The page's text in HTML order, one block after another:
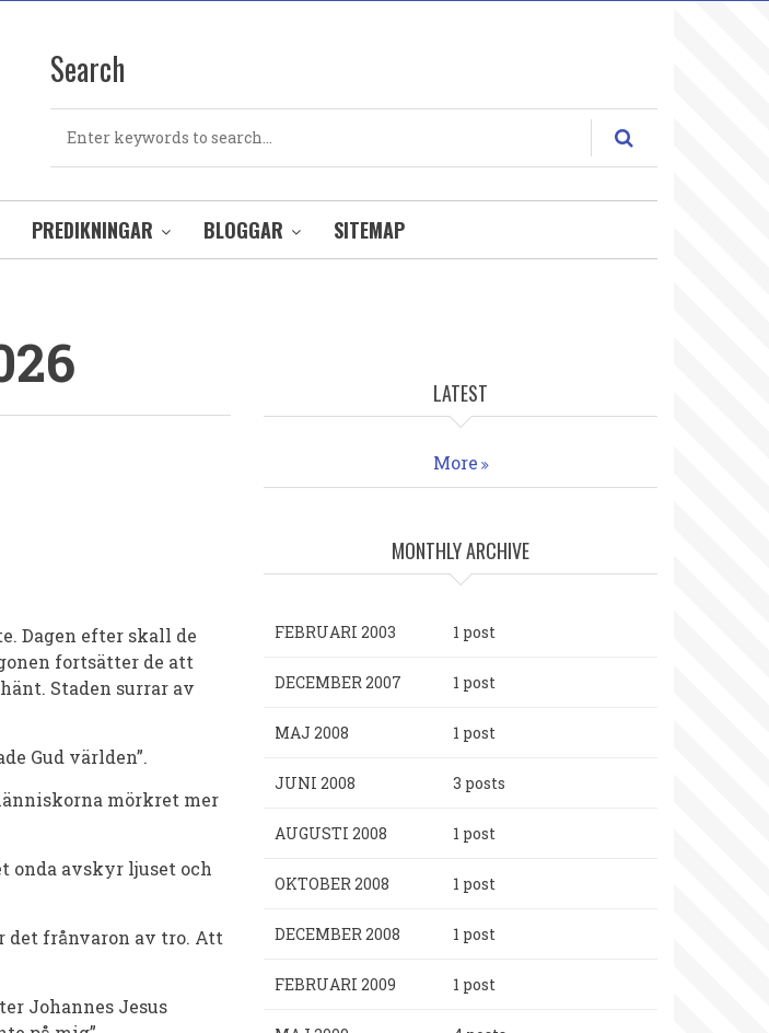
Search
PREDIKNINGAR BLOGGAR SITEMAP
Dagen efter skall de
fortsätter de att
Staden surrar av
Gud världen”.
mörkret mer
onda avskyr ljuset och
det frånvaron av tro. Att
Johannes Jesus
LATEST
More
MONTHLY ARCHIVE
FEBRUARI 2003 1 post
DECEMBER 2007 1 post
MAJ 2008 1 post
JUNI 2008 3 posts
AUGUSTI 2008 1 post
OKTOBER 2008 1 post
DECEMBER 2008 1 post
FEBRUARI 2009 1 post